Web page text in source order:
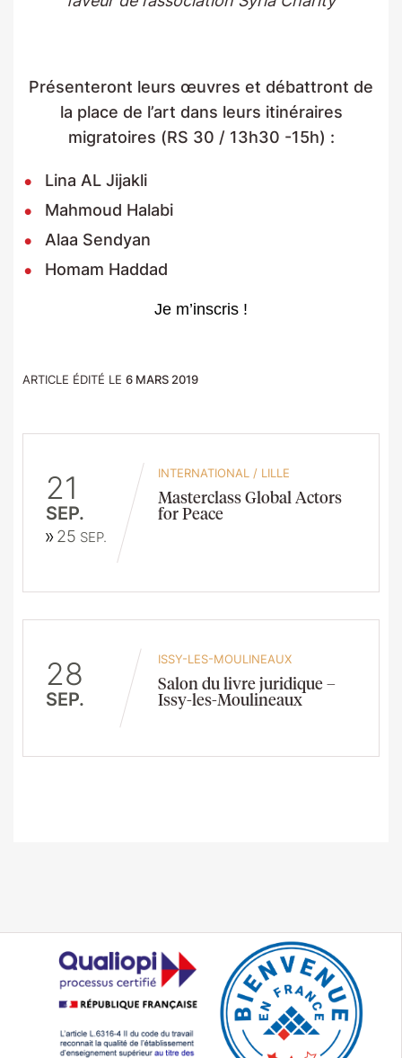
Présenteront leurs œuvres et débattront de
la place de l’art dans leurs itinéraires
migratoires (RS 30 / 13h30 -15h) :
Lina AL Jijakli
Mahmoud Halabi
Alaa Sendyan
Homam Haddad
Je m’inscris !
ARTICLE ÉDITÉ LE 6 MARS 2019
21
SEP.
25 SEP.
INTERNATIONAL / LILLE
Masterclass Global Actors
for Peace
28
SEP.
ISSY-LES-MOULINEAUX
Salon du livre juridique –
Issy-les-Moulineaux